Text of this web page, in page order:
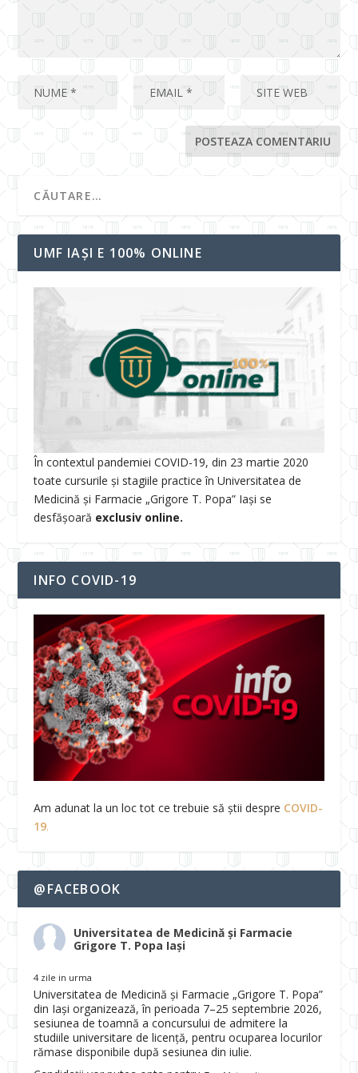
UMF IAȘI E 100% ONLINE
În contextul pandemiei COVID-19, din 23 martie 2020
toate cursurile și stagiile practice în Universitatea de
Medicină și Farmacie „Grigore T. Popa” Iași se
desfășoară exclusiv online.
INFO COVID-19
Am adunat la un loc tot ce trebuie să știi despre COVID-
19.
@FACEBOOK
Universitatea de Medicină și Farmacie
Grigore T. Popa Iași
4 zile in urma
Universitatea de Medicină și Farmacie „Grigore T. Popa”
din Iași organizează, în perioada 7–25 septembrie 2026,
sesiunea de toamnă a concursului de admitere la
studiile universitare de licență, pentru ocuparea locurilor
rămase disponibile după sesiunea din iulie.